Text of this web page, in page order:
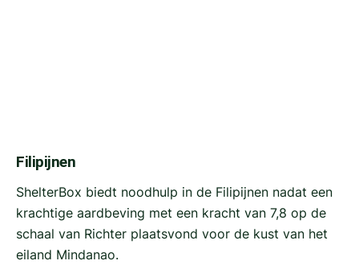
Filipijnen
ShelterBox biedt noodhulp in de Filipijnen nadat een
krachtige aardbeving met een kracht van 7,8 op de
schaal van Richter plaatsvond voor de kust van het
eiland Mindanao.